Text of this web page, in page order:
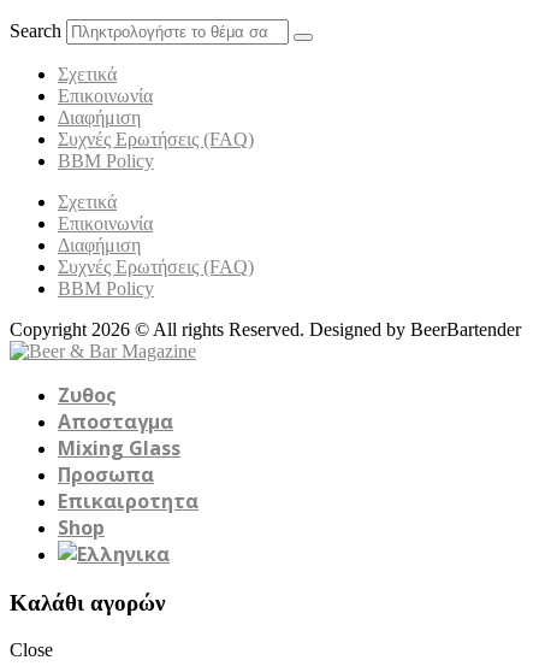
Search
Σχετικά
Επικοινωνία
Διαφήμιση
Συχνές Ερωτήσεις (FAQ)
BBM Policy
Σχετικά
Επικοινωνία
Διαφήμιση
Συχνές Ερωτήσεις (FAQ)
BBM Policy
Copyright 2026 © All rights Reserved. Designed by BeerBartender
Ζυθος
Αποσταγμα
Mixing Glass
Προσωπα
Επικαιροτητα
Shop
Καλάθι αγορών
Close